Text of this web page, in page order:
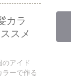
カラ
スメ
アイド
ーで作る